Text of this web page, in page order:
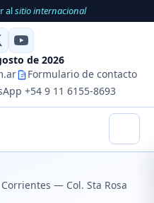
alsitio internacional
de 2026
Formulario de contacto
+54 9 11 6155-8693
Corrientes — Col. Sta Rosa